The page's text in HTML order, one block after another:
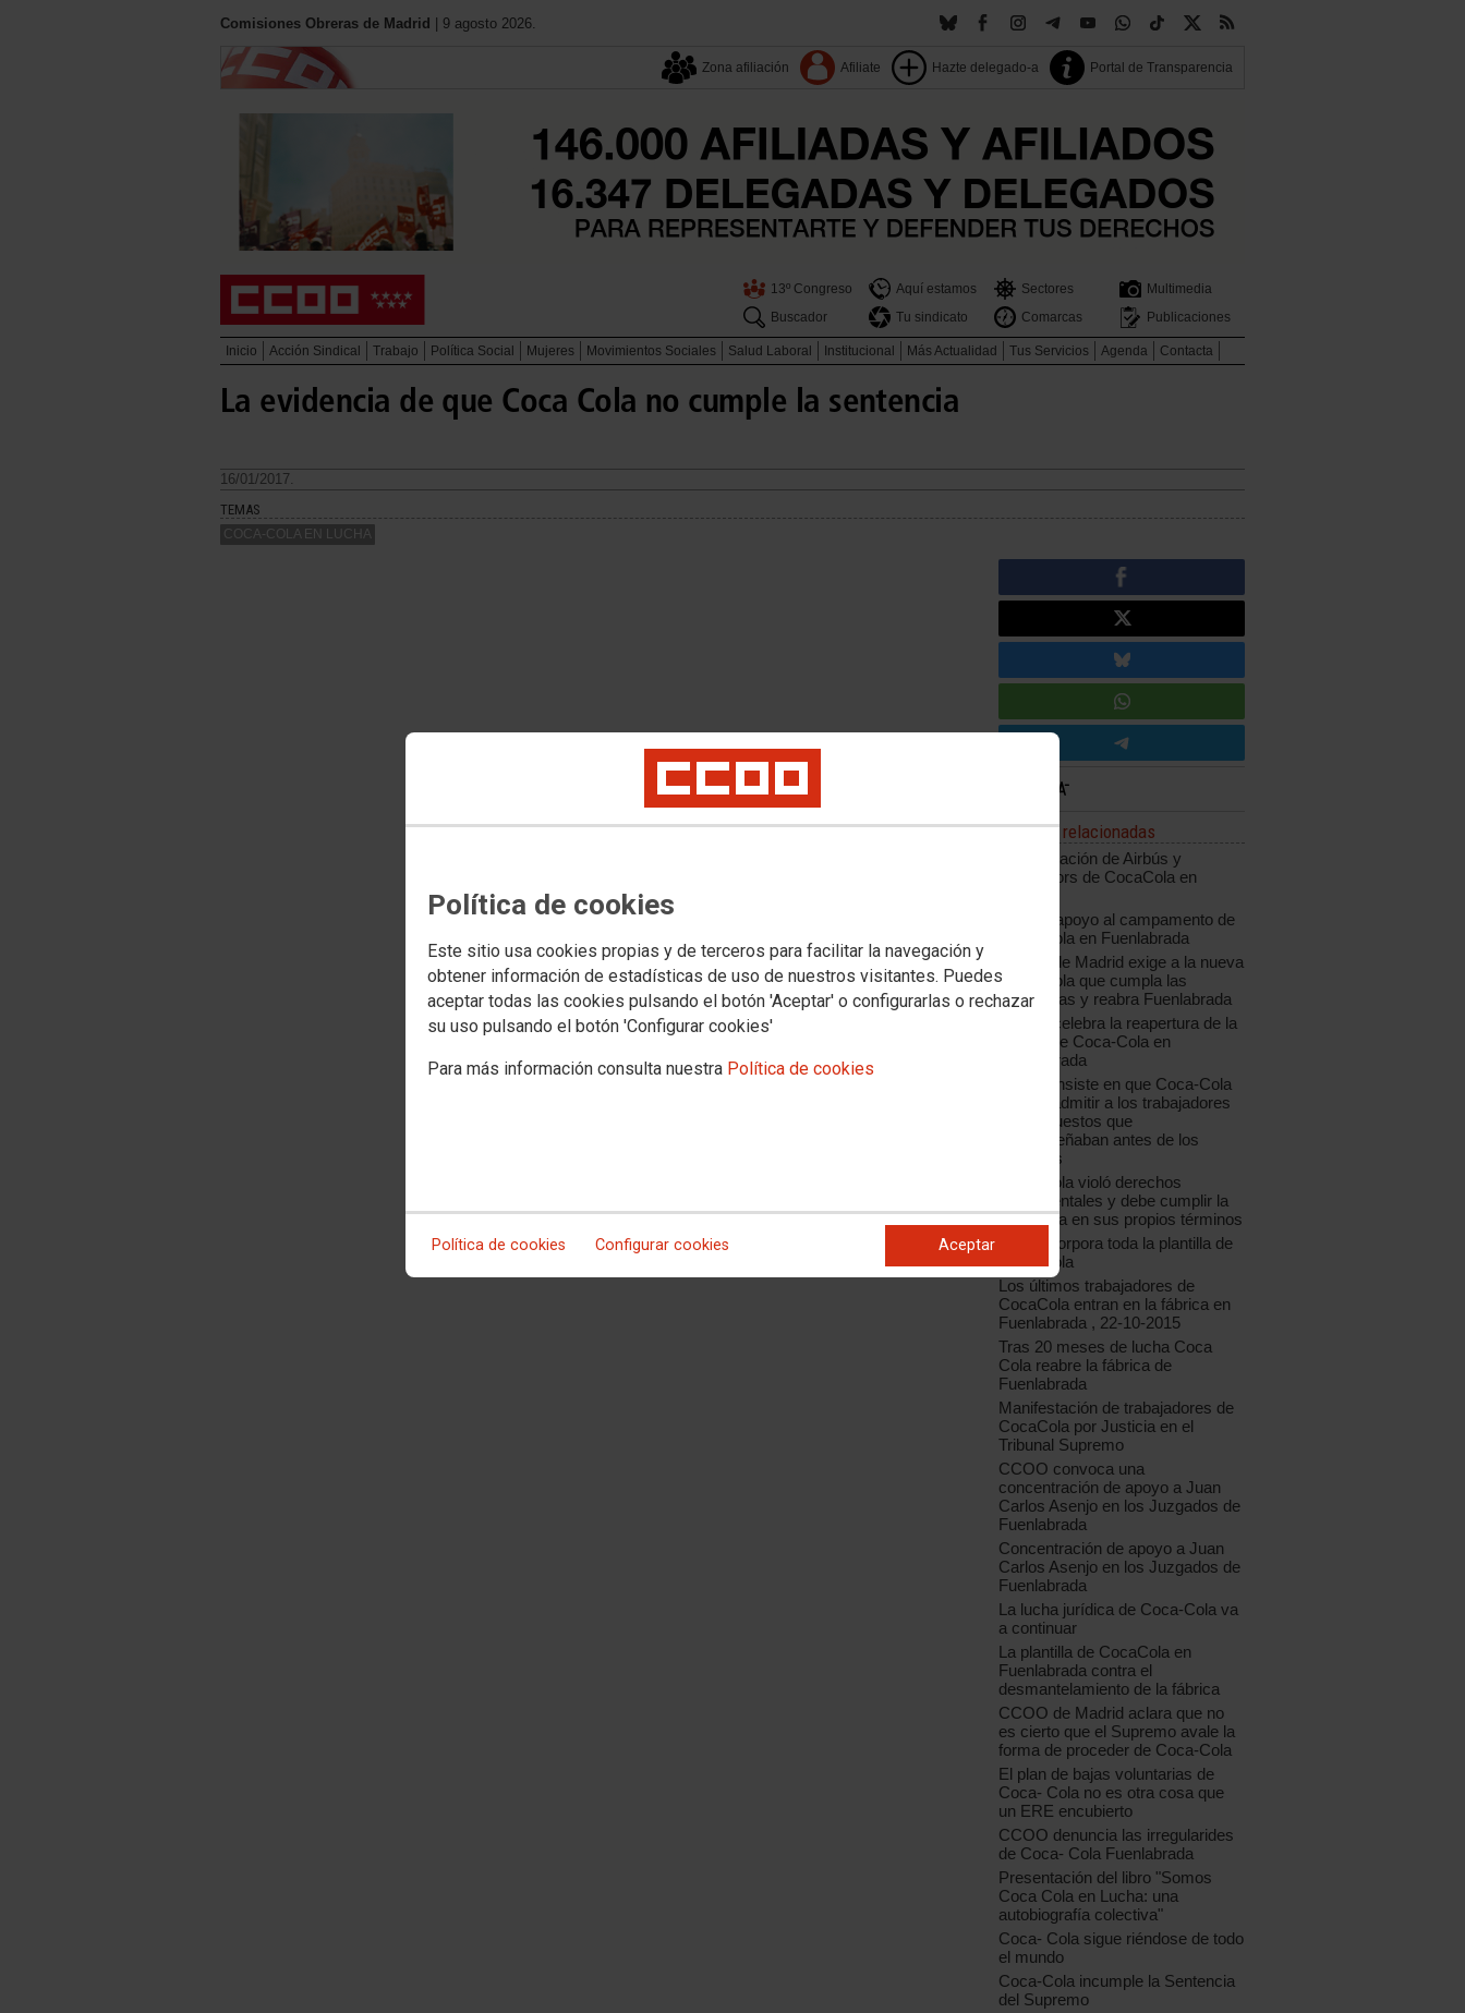
Política de cookies
Este sitio usa cookies propias y de terceros para facilitar la navegación y
obtener información de estadísticas de uso de nuestros visitantes. Puedes
aceptar todas las cookies pulsando el botón 'Aceptar' o configurarlas o rechazar
su uso pulsando el botón 'Configurar cookies'
Para más información consulta nuestra Política de cookies
Política de cookies Configurar cookies Aceptar
Comisiones Obreras de Madrid | 9 agosto 2026.
Zona afiliación Afiliate Hazte delegado-a Portal de Transparencia
13º Congreso Aquí estamos Sectores
Multimedia
Buscador
Tu sindicato Comarcas Publicaciones
Inicio Acción Sindical Trabajo Política Social Mujeres Movimientos Sociales Salud Laboral Institucional Más Actualidad Tus Servicios Agenda Contacta
La evidencia de que Coca Cola no cumple la sentencia
16/01/2017.
TEMAS
COCA-COLA EN LUCHA
Noticias relacionadas
Manifestación de Airbús y
trabajadors de CocaCola en
Masivo apoyo al campamento de
Coca-Cola en Fuenlabrada
CCOO de Madrid exige a la nueva
Coca-Cola que cumpla las
sentencias y reabra Fuenlabrada
CCOO celebra la reapertura de la
fábrica de Coca-Cola en
Fuenlabrada
CCOO insiste en que Coca-Cola
debe readmitir a los trabajadores
en los puestos que
desempeñaban antes de los
despidos
Coca Cola violó derechos
fundamentales y debe cumplir la
sentencia en sus propios términos
Se reincorpora toda la plantilla de
Coca Cola
Los últimos trabajadores de
CocaCola entran en la fábrica en
Fuenlabrada , 22-10-2015
Tras 20 meses de lucha Coca
Cola reabre la fábrica de
Fuenlabrada
Manifestación de trabajadores de
CocaCola por Justicia en el
Tribunal Supremo
CCOO convoca una
concentración de apoyo a Juan
Carlos Asenjo en los Juzgados de
Fuenlabrada
Concentración de apoyo a Juan
Carlos Asenjo en los Juzgados de
Fuenlabrada
La lucha jurídica de Coca-Cola va
a continuar
La plantilla de CocaCola en
Fuenlabrada contra el
desmantelamiento de la fábrica
CCOO de Madrid aclara que no
es cierto que el Supremo avale la
forma de proceder de Coca-Cola
El plan de bajas voluntarias de
Coca- Cola no es otra cosa que
un ERE encubierto
CCOO denuncia las irregularides
de Coca- Cola Fuenlabrada
Presentación del libro "Somos
Coca Cola en Lucha: una
autobiografía colectiva"
Coca- Cola sigue riéndose de todo
el mundo
Coca-Cola incumple la Sentencia
del Supremo